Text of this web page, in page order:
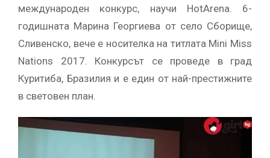
международен конкурс, научи HotArena. 6-
годишната Марина Георгиева от село Сборище,
Сливенско, вече е носителка на титлата Mini Miss
Nations 2017. Конкурсът се проведе в град
Куритиба, Бразилия и е един от най-престижните
в световен план.